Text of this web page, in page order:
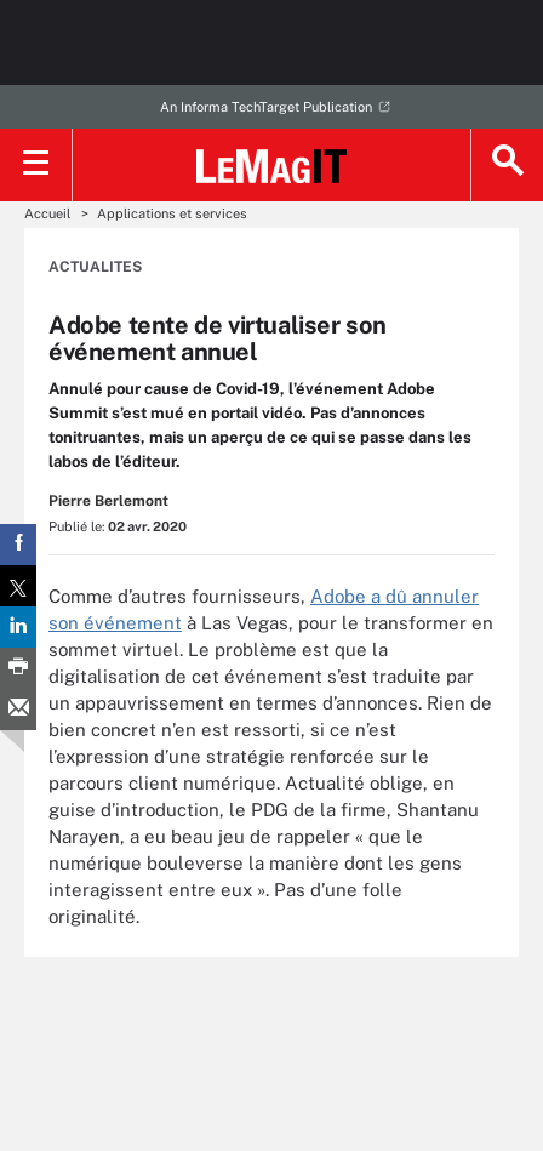
An Informa TechTarget Publication
Accueil Applications et services
ACTUALITES
Adobe tente de virtualiser son
événement annuel
Annulé pour cause de Covid-19, l’événement Adobe
Summit s’est mué en portail vidéo. Pas d’annonces
tonitruantes, mais un aperçu de ce qui se passe dans les
labos de l’éditeur.
Pierre Berlemont
Publié le: 02 avr. 2020
Comme d’autres fournisseurs, Adobe a dû annuler
son événement à Las Vegas, pour le transformer en
sommet virtuel. Le problème est que la
digitalisation de cet événement s’est traduite par
un appauvrissement en termes d’annonces. Rien de
bien concret n’en est ressorti, si ce n’est
l’expression d’une stratégie renforcée sur le
parcours client numérique. Actualité oblige, en
guise d’introduction, le PDG de la firme, Shantanu
Narayen, a eu beau jeu de rappeler « que le
numérique bouleverse la manière dont les gens
interagissent entre eux ». Pas d’une folle
originalité.